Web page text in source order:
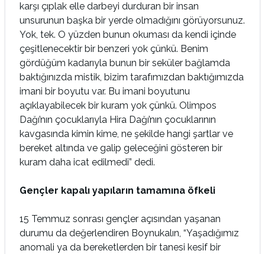
karşı çıplak elle darbeyi durduran bir insan
unsurunun başka bir yerde olmadığını görüyorsunuz.
Yok, tek. O yüzden bunun okuması da kendi içinde
çeşitlenecektir bir benzeri yok çünkü. Benim
gördüğüm kadarıyla bunun bir seküler bağlamda
baktığınızda mistik, bizim tarafımızdan baktığımızda
imani bir boyutu var. Bu imani boyutunu
açıklayabilecek bir kuram yok çünkü. Olimpos
Dağı’nın çocuklarıyla Hira Dağı’nın çocuklarının
kavgasında kimin kime, ne şekilde hangi şartlar ve
bereket altında ve galip geleceğini gösteren bir
kuram daha icat edilmedi” dedi.
Gençler kapalı yapıların tamamına öfkeli
15 Temmuz sonrası gençler açısından yaşanan
durumu da değerlendiren Boynukalın, “Yaşadığımız
anomali ya da bereketlerden bir tanesi kesif bir